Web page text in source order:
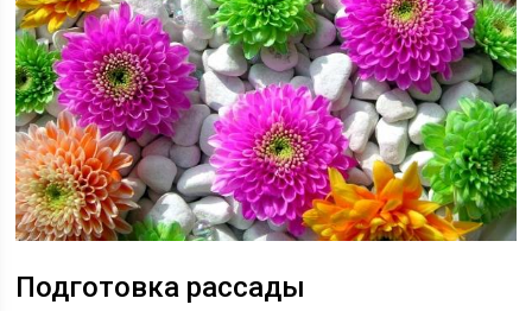
Подготовка рассады